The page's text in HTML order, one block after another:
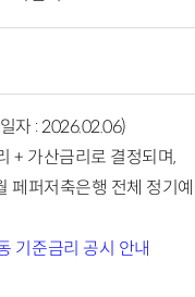
자 : 2026.02.06)
+ 가산금리로 결정되며,
페퍼저축은행 전체 정기
기준금리 공시 안내